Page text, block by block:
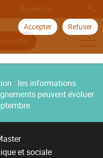
Accepter Refuser
: les informations
peuvent évoluer
et sociale